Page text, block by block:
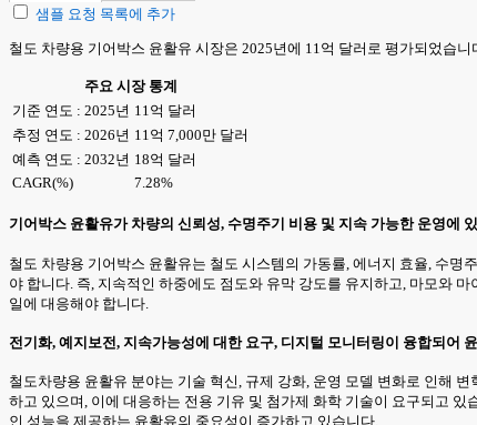
샘플 요청 목록에 추가
철도 차량용 기어박스 윤활유 시장은 2025년에 11억 달러로 평가되었습
주요 시장 통계
기준 연도 : 2025년 11억 달러
추정 연도 : 2026년 11억 7,000만 달러
예측 연도 : 2032년 18억 달러
CAGR(%)
7.28%
기어박스 윤활유가 차량의 신뢰성, 수명주기 비용 및 지속 가능한 운영에
철도 차량용 기어박스 윤활유는 철도 시스템의 가동률, 에너지 효율, 수
야 합니다. 즉, 지속적인 하중에도 점도와 유막 강도를 유지하고, 마모와
일에 대응해야 합니다.
전기화, 예지보전, 지속가능성에 대한 요구, 디지털 모니터링이 융합되어
철도차량용 윤활유 분야는 기술 혁신, 규제 강화, 운영 모델 변화로 인해
하고 있으며, 이에 대응하는 전용 기유 및 첨가제 화학 기술이 요구되고
인 성능을 제공하는 윤활유의 중요성이 증가하고 있습니다.